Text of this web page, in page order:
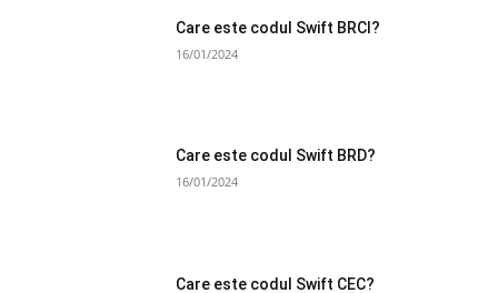
Care este codul Swift BRCI?
16/01/2024
Care este codul Swift BRD?
16/01/2024
Care este codul Swift CEC?